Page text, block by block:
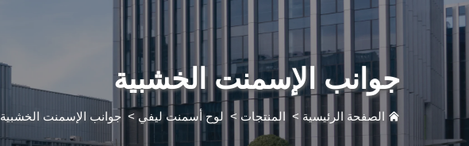
جوانب الإسمنت الخشبية
الصفحة الرئيسية > المنتجات > لوح أسمنت ليفي > جوانب الإسمنت الخشبية